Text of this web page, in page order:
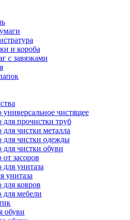
и короба
с завязками
универсальное чистящее
для прочистки труб
для чистки металла
для чистки одежды
для чистки обуви
от засоров
для унитаза
унитаза
для ковров
для мебели
обуви